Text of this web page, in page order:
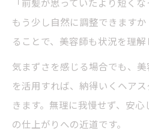
美容院で気まずさを
法
美容院でお直し範囲
例
もう少し自然に調整できます
ることで、美容師も状況を理解
気まずさを感じる場合でも、
を活用すれば、納得いくヘア
きます。無理に我慢せず、安
の仕上がりへの近道です。